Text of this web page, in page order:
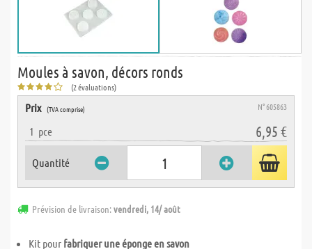
Moules à savon, décors ronds
(2 évaluations)
Prix (TVA comprise) N° 605863
1 pce 6,95 €
Quantité
Prévision de livraison:vendredi, 14/ août
Kit pour fabriquer une éponge en savon